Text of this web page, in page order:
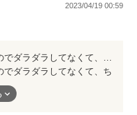
2023/04/19 00:59
ダラダラしてなくて、ち
後の企み、そうきます
ゃんと対面するシーンも